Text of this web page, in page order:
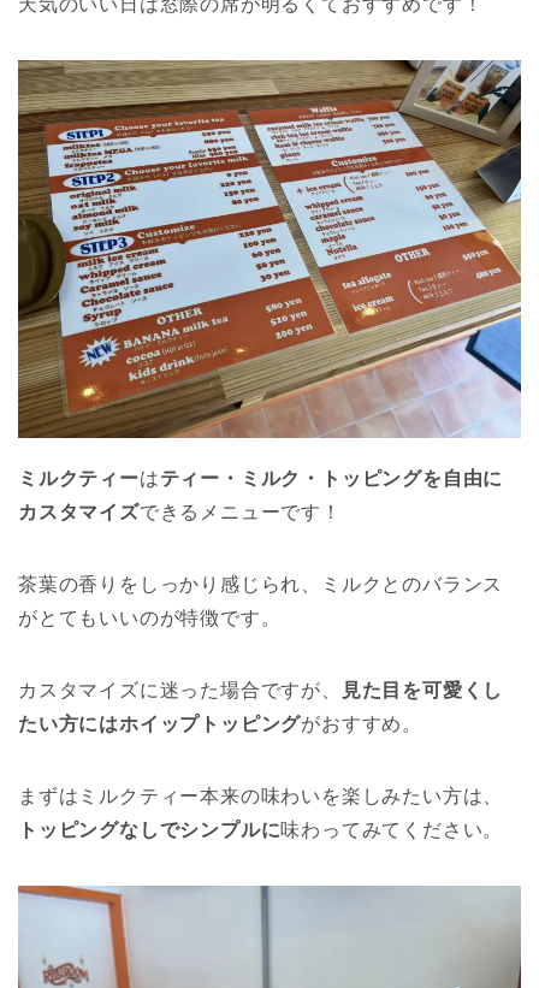
天気のいい日は窓際の席が明るくておすすめです！
ミルクティーはティー・ミルク・トッピングを自由に
カスタマイズできるメニューです！
茶葉の香りをしっかり感じられ、ミルクとのバランス
がとてもいいのが特徴です。
カスタマイズに迷った場合ですが、
見た目を可愛くし
たい方にはホイップトッピングがおすすめ。
まずはミルクティー本来の味わいを楽しみたい方は、
トッピングなしでシンプルに味わってみてください。